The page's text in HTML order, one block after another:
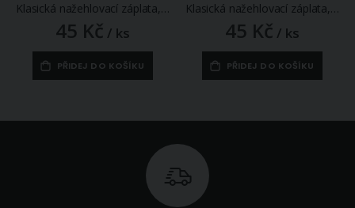
Klasická nažehlovací záplata, textilní bavlněná s nánosem polyetylenu 731-05, smetanová, 43x20cm
45 Kč / ks
PŘIDEJ DO KOŠÍKU
Klasická nažehlovací záplata, textilní bavlněná s nánosem polyetylenu 731-06, režná, 43x20cm
45 Kč / ks
PŘIDEJ DO KOŠÍKU